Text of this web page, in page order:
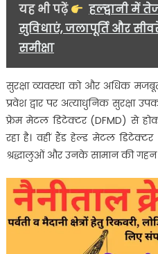
यह भी पढ़ें
हल्द्वानी में
सुविधाएं, जलापूर्ति और
समीक्षा
सुरक्षा व्यवस्था को और अधिक
प्रवेश द्वार पर अत्याधुनिक सुरक्षा
फ्रेम मेटल डिटेक्टर (DFMD) से
रहा है। वहीं हैंड हेल्ड मेटल
श्रद्धालुओं और उनके सामान की गहन